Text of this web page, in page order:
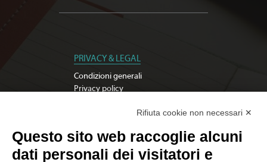
PRIVACY & LEGAL
Condizioni generali
Privacy policy
Rifiuta cookie non necessari ✕
Questo sito web raccoglie alcuni
dati personali dei visitatori e